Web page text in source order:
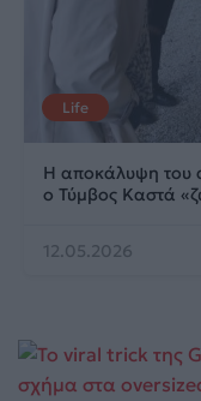
Life
Η αποκάλυψη του
ο Τύμβος Καστά
12.05.2026